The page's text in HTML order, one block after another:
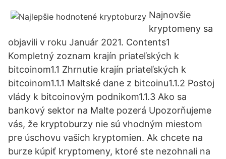
Najnovšie
kryptomeny sa
objavili v roku Január 2021. Contents1
Kompletný zoznam krajín priateľských k
bitcoinom1.1 Zhrnutie krajín priateľských k
bitcoinom1.1.1 Maltské dane z bitcoinu1.1.2 Postoj
vlády k bitcoinovým podnikom1.1.3 Ako sa
bankový sektor na Malte pozerá Upozorňujeme
vás, že kryptoburzy nie sú vhodným miestom
pre úschovu vašich kryptomien. Ak chcete na
burze kúpiť kryptomeny, ktoré ste nezohnali na